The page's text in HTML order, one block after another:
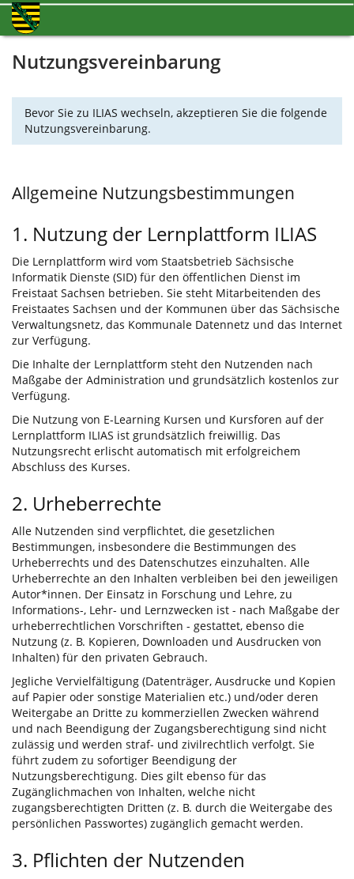
Nutzungsvereinbarung
Bevor Sie zu ILIAS wechseln, akzeptieren Sie die folgende
Nutzungsvereinbarung.
Allgemeine Nutzungsbestimmungen
1. Nutzung der Lernplattform ILIAS
Die Lernplattform wird vom Staatsbetrieb Sächsische
Informatik Dienste (SID) für den öffentlichen Dienst im
Freistaat Sachsen betrieben. Sie steht Mitarbeitenden des
Freistaates Sachsen und der Kommunen über das Sächsische
Verwaltungsnetz, das Kommunale Datennetz und das Internet
zur Verfügung.
Die Inhalte der Lernplattform steht den Nutzenden nach
Maßgabe der Administration und grundsätzlich kostenlos zur
Verfügung.
Die Nutzung von E-Learning Kursen und Kursforen auf der
Lernplattform ILIAS ist grundsätzlich freiwillig. Das
Nutzungsrecht erlischt automatisch mit erfolgreichem
Abschluss des Kurses.
2. Urheberrechte
Alle Nutzenden sind verpflichtet, die gesetzlichen
Bestimmungen, insbesondere die Bestimmungen des
Urheberrechts und des Datenschutzes einzuhalten. Alle
Urheberrechte an den Inhalten verbleiben bei den jeweiligen
Autor*innen. Der Einsatz in Forschung und Lehre, zu
Informations-, Lehr- und Lernzwecken ist - nach Maßgabe der
urheberrechtlichen Vorschriften - gestattet, ebenso die
Nutzung (z. B. Kopieren, Downloaden und Ausdrucken von
Inhalten) für den privaten Gebrauch.
Jegliche Vervielfältigung (Datenträger, Ausdrucke und Kopien
auf Papier oder sonstige Materialien etc.) und/oder deren
Weitergabe an Dritte zu kommerziellen Zwecken während
und nach Beendigung der Zugangsberechtigung sind nicht
zulässig und werden straf- und zivilrechtlich verfolgt. Sie
führt zudem zu sofortiger Beendigung der
Nutzungsberechtigung. Dies gilt ebenso für das
Zugänglichmachen von Inhalten, welche nicht
zugangsberechtigten Dritten (z. B. durch die Weitergabe des
persönlichen Passwortes) zugänglich gemacht werden.
3. Pflichten der Nutzenden